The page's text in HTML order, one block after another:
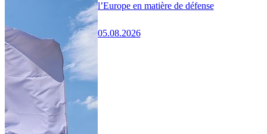
l’Europe en matière de défense
05.08.2026